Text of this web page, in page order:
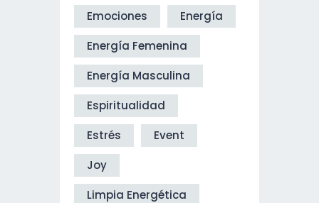
Emociones
Energía
Energía Femenina
Energía Masculina
Espiritualidad
Estrés
Event
Joy
Limpia Energética